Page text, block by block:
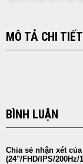
MÔ TẢ CHI TIẾT
BÌNH LUẬN
Chia sẻ nhận xét
(24"/FHD/IPS/200Hz/